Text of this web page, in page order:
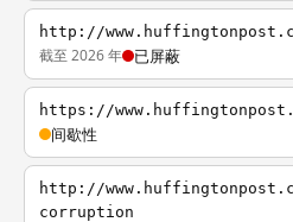
http://
截至 2026 年 已屏蔽
https://
间歇性
http://
corruption